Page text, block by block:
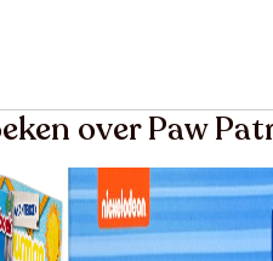
over Paw